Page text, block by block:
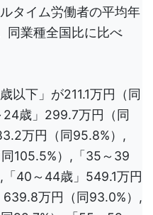
タイム労働者の平均年
同業種全国比に比べ
以下」が211.1万円（同
歳」299.7万円（同
万円（同95.8%）,
105.5%）,「35～39
「40～44歳」549.1万円
639.8万円（同93.0%）,